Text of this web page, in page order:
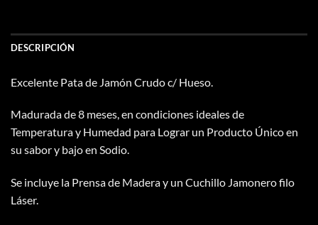
DESCRIPCIÓN
Excelente Pata de Jamón Crudo c/ Hueso.
Madurada de 8 meses, en condiciones ideales de
Temperatura y Humedad para Lograr un Producto Único en
su sabor y bajo en Sodio.
Se incluye la Prensa de Madera y un Cuchillo Jamonero filo
Láser.